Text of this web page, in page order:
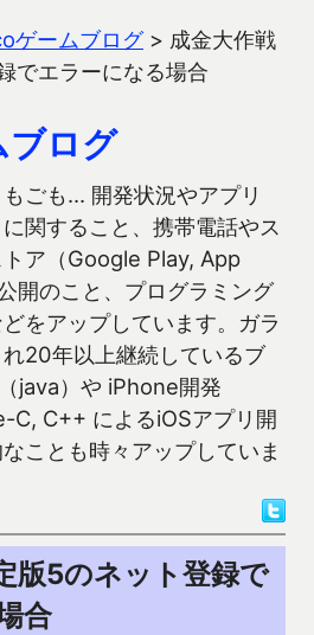
ゲームブログ> 成金大作戦
でエラーになる場合
ログ
ごも… 開発状況やアプリ
に関すること、携帯電話やス
ア（Google Play, App
開のこと、プログラミング
をアップしています。ガラ
20年以上継続しているブ
java）や iPhone開発
C, C++ によるiOSアプリ開
ことも時々アップしていま
版5のネット登録で
合